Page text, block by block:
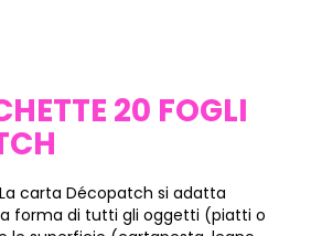
20 FOGLI
La carta Décopatch si adatta
forma di tutti gli oggetti (piatti o